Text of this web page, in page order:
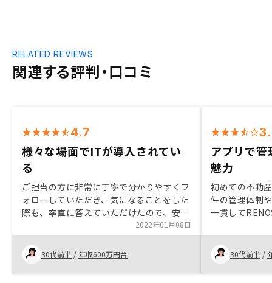
関連する評判・口コミ
RELATED REVIEWS
4.7
様々な場面でITが導入されてい
る
ご担当の方に非常に丁寧で分かりやすくフ
ォローしていただき、気になることをした
際も、率直に答えていただけたので、安心
出来ました。購入した物件の状況をアプリ
で管理出来るところもとても便利に感じま
す。様々な場面でITが導入されており、今
後、さらにサービスが拡充されていく期待
が持てました。
2022年01月08日
30代前半 / 年収600万円台
アプリで
魅力
初めての不動
件の管理体制
一貫して
プリで管理で
た、不動産も
しております
が、RENOSY
30代前半 /